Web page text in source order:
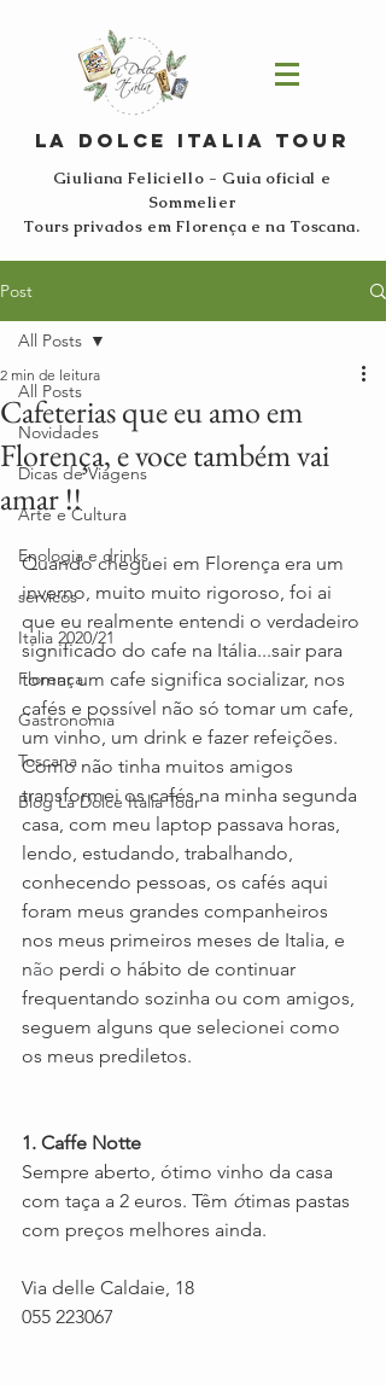
La Dolce Italia Tour
Giuliana Feliciello - Guia oficial e
Sommelier
Tours privados em Florença e na Toscana.
Post
All Posts
Novidades
Dicas de Viagens
Arte e Cultura
Enologia e drinks
servicos
Italia 2020/21
Florença
Gastronomia
Toscana
Blog La Dolce Italia Tour
All Posts
Cafeterias que eu amo em
Florença, e voce também vai
amar !!
2 min de leitura
Quando cheguei em Florença era um
inverno, muito muito rigoroso, foi ai
que eu realmente entendi o verdadeiro
significado do cafe na Itália...sair para
tomar um cafe significa socializar, nos
cafés e possível não só tomar um cafe,
um vinho, um drink e fazer refeições.
Como não tinha muitos amigos
transformei os cafés na minha segunda
casa, com meu laptop passava horas,
lendo, estudando, trabalhando,
conhecendo pessoas, os cafés aqui
foram meus grandes companheiros
nos meus primeiros meses de Italia, e
não perdi o hábito de continuar
frequentando sozinha ou com amigos,
seguem alguns que selecionei como
os meus prediletos.
1. Caffe Notte
Sempre aberto, ótimo vinho da casa
com taça a 2 euros. Têm ótimas pastas
com preços melhores ainda.
Via delle Caldaie, 18
055 223067